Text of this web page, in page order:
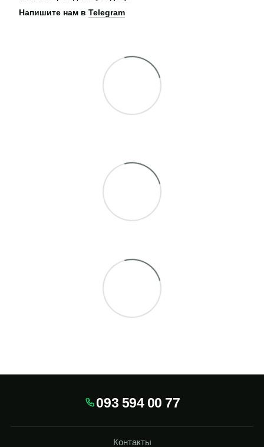
Напишите нам в Telegram
093 594 00 77
Контакты